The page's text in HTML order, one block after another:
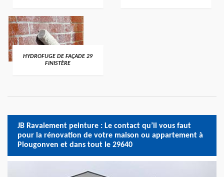
HYDROFUGE DE FAÇADE 29
FINISTÈRE
JB Ravalement peinture : Le contact qu’il vous faut
pour la rénovation de votre maison ou appartement à
Plougonven et dans tout le 29640